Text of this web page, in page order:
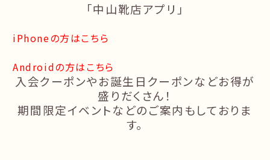
「中山靴店アプリ」
iPhoneの方はこちら
Androidの方はこちら
入会クーポンやお誕生日クーポンなどお得が
盛りだくさん！
期間限定イベントなどのご案内もしておりま
す。